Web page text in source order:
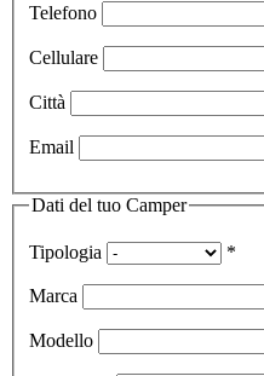
Telefono
Cellulare
Città
Email
Dati del tuo Camper
Tipologia *
Marca
Modello